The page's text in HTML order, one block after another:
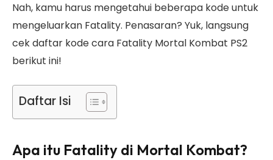
Nah, kamu harus mengetahui beberapa kode untuk
mengeluarkan Fatality. Penasaran? Yuk, langsung
cek daftar kode cara Fatality Mortal Kombat PS2
berikut ini!
Daftar Isi
Apa itu Fatality di Mortal Kombat?